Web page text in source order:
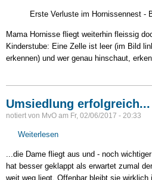
Erste Verluste im Hornissennest -
Mama Hornisse fliegt weiterhin fleissig
Kinderstube: Eine Zelle ist leer (im Bild
erkennen) und wer genau hinschaut,
Umsiedlung erfolgreich...
notiert von MvO am Fr, 02/06/2017 - 20:33
Weiterlesen
erfolgreich...
...die Dame fliegt aus und - noch
hat besser geklappt als erwartet zumal
weit weg liegt. Offenbar bleibt sie wirklich